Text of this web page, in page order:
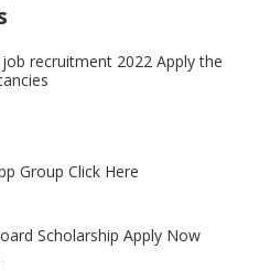
recruitment 2022 Apply the
Group Click Here
Scholarship Apply Now